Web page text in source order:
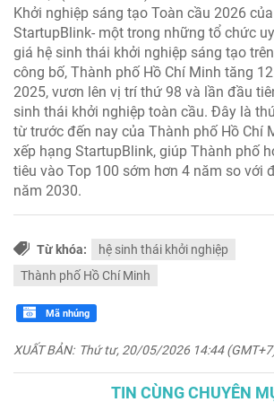
Khởi nghiệp sáng tạo Toàn cầu 2026
StartupBlink- một trong những tổ chức
giá hệ sinh thái khởi nghiệp sáng tạo
công bố, Thành phố Hồ Chí Minh tăng
2025, vươn lên vị trí thứ 98 và lần đầu
sinh thái khởi nghiệp toàn cầu. Đây là
từ trước đến nay của Thành phố Hồ Chí
xếp hạng StartupBlink, giúp Thành phố
tiêu vào Top 100 sớm hơn 4 năm so với
năm 2030.
Từ khóa:
hệ sinh thái khởi nghiệp
Thành phố Hồ Chí Minh
Mã nhúng
XUẤT BẢN: Thứ tư, 20/05/2026 14:44
TIN CÙNG CHUYÊN